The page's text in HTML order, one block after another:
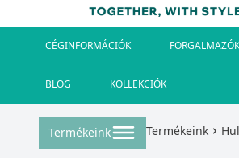
CÉGINFORMÁCIÓK FORGALMAZÓK
BLOG KOLLEKCIÓK
Termékeink Termékeink